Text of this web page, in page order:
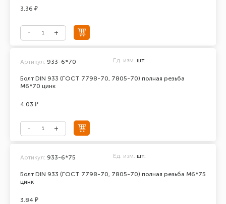
3.36 ₽
Болт DIN 933 (ГОСТ 7798-70, 7805-70) полная резьба
М6*70 цинк
Артикул: 933-6*70 Ед. изм. шт.
4.03 ₽
Болт DIN 933 (ГОСТ 7798-70, 7805-70) полная резьба М6*75
цинк
Артикул: 933-6*75 Ед. изм. шт.
3.84 ₽